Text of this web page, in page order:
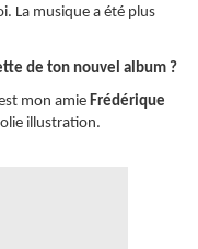
La musique a été plus
de ton nouvel album ?
mon amie Frédérique
illustration.